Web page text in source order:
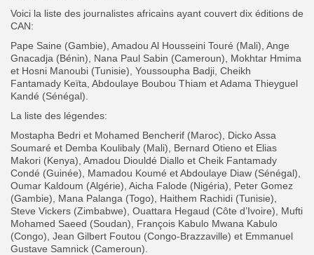
‎Voici la liste des journalistes africains ayant couvert dix éditions de
CAN:
‎Pape Saine (Gambie), Amadou Al Housseini Touré (Mali), Ange
Gnacadja (Bénin), Nana Paul Sabin (Cameroun), Mokhtar Hmima
et Hosni Manoubi (Tunisie), Youssoupha Badji, Cheikh
Fantamady Keïta, Abdoulaye Boubou Thiam et Adama Thieyguel
Kandé (Sénégal).
‎La liste des légendes:
Mostapha Bedri et Mohamed Bencherif (Maroc), Dicko Assa
Soumaré et Demba Koulibaly (Mali), Bernard Otieno et Elias
Makori (Kenya), Amadou Diouldé Diallo et Cheik Fantamady
Condé (Guinée), Mamadou Koumé et Abdoulaye Diaw (Sénégal),
Oumar Kaldoum (Algérie), Aicha Falode (Nigéria), Peter Gomez
(Gambie), Mana Palanga (Togo), Haithem Rachidi (Tunisie),
Steve Vickers (Zimbabwe), Ouattara Hegaud (Côte d’Ivoire), Mufti
Mohamed Saeed (Soudan), François Kabulo Mwana Kabulo
(Congo), Jean Gilbert Foutou (Congo-Brazzaville) et Emmanuel
Gustave Samnick (Cameroun).